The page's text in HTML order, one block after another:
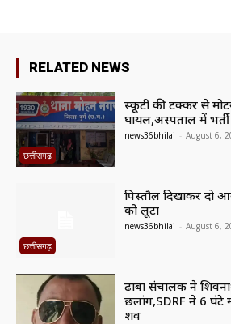
RELATED NEWS
छत्तीसगढ़
स्कूटी की टक्कर से
घायल,अस्पताल में भर्ती
news36bhilai - August 6,
छत्तीसगढ़
पिस्तौल दिखाकर दो
को लूटा
news36bhilai - August 6,
ढाबा संचालक ने
छलांग,SDRF ने 6 घंटे
शव